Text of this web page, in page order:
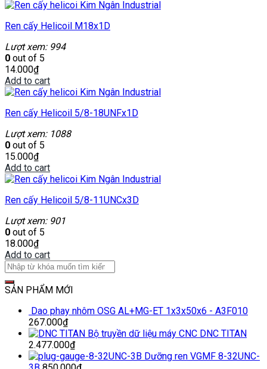
Ren cấy Helicoil M18x1D
Lượt xem: 994
0 out of 5
14.000₫
Add to cart
Ren cấy Helicoil 5/8-18UNFx1D
Lượt xem: 1088
0 out of 5
15.000₫
Add to cart
Ren cấy Helicoil 5/8-11UNCx3D
Lượt xem: 901
0 out of 5
18.000₫
Add to cart
SẢN PHẨM MỚI
Dao phay nhôm OSG AL+MG-ET 1x3x50x6 - A3F010
267.000₫
Bộ truyền dữ liệu máy CNC DNC TITAN
2.477.000₫
Dưỡng ren VGMF 8-32UNC-